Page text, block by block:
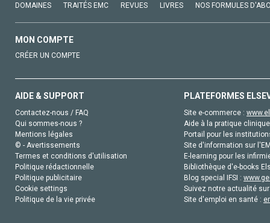
DOMAINES TRAITÉS EMC REVUES LIVRES NOS FORMULES
MON COMPTE
CRÉER UN COMPTE
AIDE & SUPPORT
Contactez-nous / FAQ
Qui sommes-nous ?
Mentions légales
© - Avertissements
Termes et conditions d'utilisation
Politique rédactionnelle
Politique publicitaire
Cookie settings
Politique de la vie privée
PLATEFORMES
Site e-commerce :
Aide à la pratique
Portail pour les
Site d'information sur
E-learning pour les
Bibliothèque d'e-books
Blog special IFSI :
Suivez notre actualité
Site d'emploi en santé :